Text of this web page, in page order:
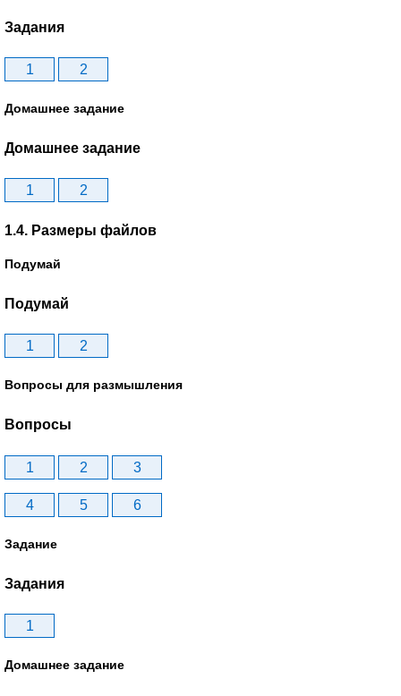
Задания
1 2
Домашнее задание
Домашнее задание
1 2
1.4. Размеры файлов
Подумай
Подумай
1 2
Вопросы для размышления
Вопросы
1 2 3
4 5 6
Задание
Задания
1
Домашнее задание